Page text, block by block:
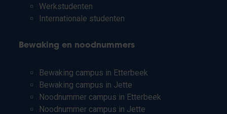
Werkstudenten
Internationale studenten
Bewaking en noodnummers
Bewaking campus in Etterbeek
Bewaking campus in Jette
Noodnummer campus in Etterbeek
Noodnummer campus in Jette